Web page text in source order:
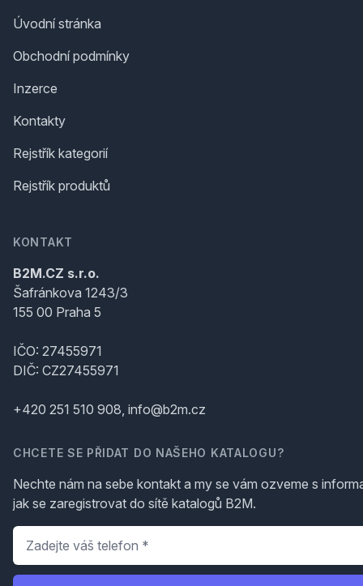
Úvodní stránka
Obchodní podmínky
Inzerce
Kontakty
Rejstřík kategorií
Rejstřík produktů
KONTAKT
B2M.CZ s.r.o.
Šafránkova 1243/3
155 00 Praha 5
IČO: 27455971
DIČ: CZ27455971
+420 251 510 908, info@b2m.cz
CHCETE SE PŘIDAT DO NAŠEHO KATALOGU?
Nechte nám na sebe kontakt a my se vám ozveme s
jak se zaregistrovat do sítě katalogů B2M.
Telefon